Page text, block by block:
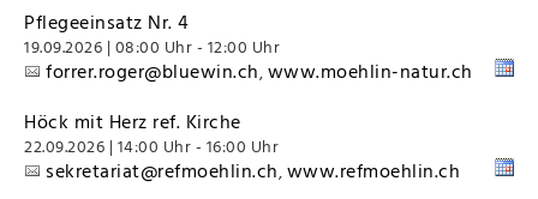
Pflegeeinsatz Nr. 4
19.09.2026 | 08:00 Uhr - 12:00 Uhr
forrer.roger@bluewin.ch,www.moehlin-natur.ch
Höck mit Herz ref. Kirche
22.09.2026 | 14:00 Uhr - 16:00 Uhr
sekretariat@refmoehlin.ch,www.refmoehlin.ch